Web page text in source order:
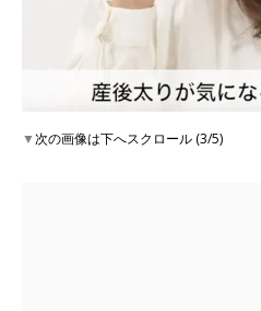
▼次の画像は下へスクロール (3/5)